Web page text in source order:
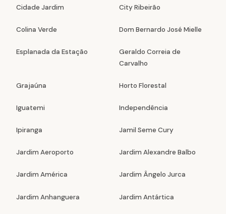
Cidade Jardim City Ribeirão
Colina Verde Dom Bernardo José Mielle
Esplanada da Estação
Geraldo Correia de
Carvalho
Grajaúna Horto Florestal
Iguatemi Independência
Ipiranga Jamil Seme Cury
Jardim Aeroporto Jardim Alexandre Balbo
Jardim América Jardim Ângelo Jurca
Jardim Anhanguera Jardim Antártica